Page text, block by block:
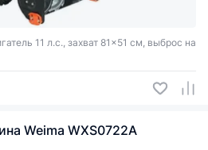
11 л.с., захват 81x51 см, выброс на
Weima WXS0722A